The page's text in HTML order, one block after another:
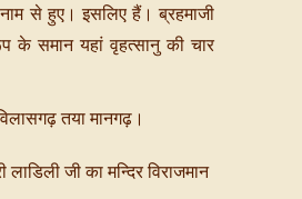
से हुए। इसलिए हैं। ब्रहमाजी
के समान यहां वृहत्सानु की चार
तया मानगढ़।
लाडिली जी का मन्दिर विराजमान